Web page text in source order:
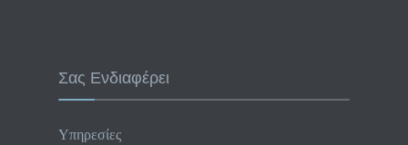
Σας Ενδιαφέρει
Υπηρεσίες